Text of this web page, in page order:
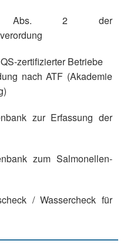
2 der
zertifizierter Betriebe
nach ATF (Akademie
zur Erfassung der
zum Salmonellen-
/ Wassercheck für